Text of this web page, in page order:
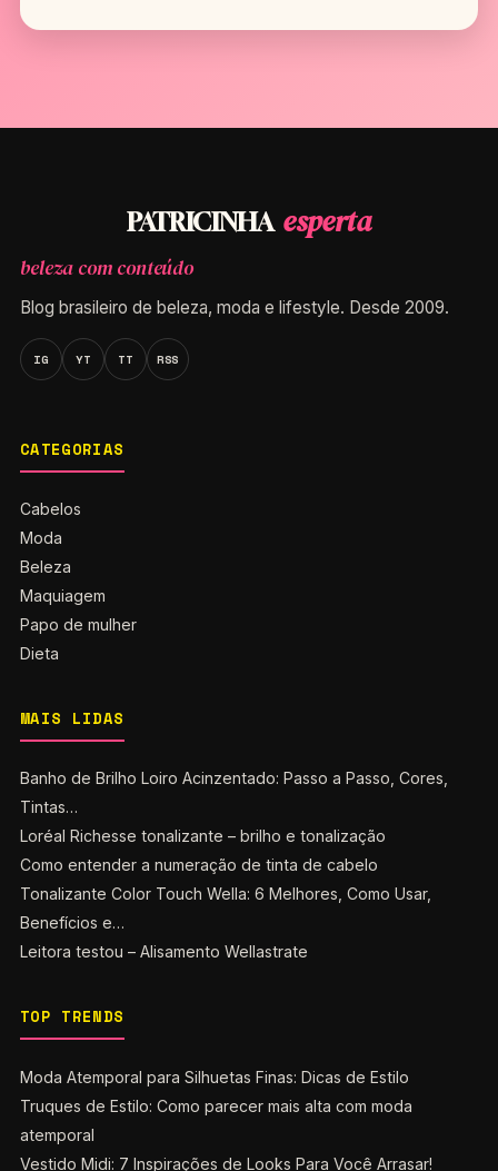
PATRICINHA esperta
beleza com conteúdo
Blog brasileiro de beleza, moda e lifestyle. Desde 2009.
IG YT TT RSS
CATEGORIAS
Cabelos
Moda
Beleza
Maquiagem
Papo de mulher
Dieta
MAIS LIDAS
Banho de Brilho Loiro Acinzentado: Passo a Passo, Cores,
Tintas…
Loréal Richesse tonalizante – brilho e tonalização
Como entender a numeração de tinta de cabelo
Tonalizante Color Touch Wella: 6 Melhores, Como Usar,
Benefícios e…
Leitora testou – Alisamento Wellastrate
TOP TRENDS
Moda Atemporal para Silhuetas Finas: Dicas de Estilo
Truques de Estilo: Como parecer mais alta com moda
atemporal
Vestido Midi: 7 Inspirações de Looks Para Você Arrasar!